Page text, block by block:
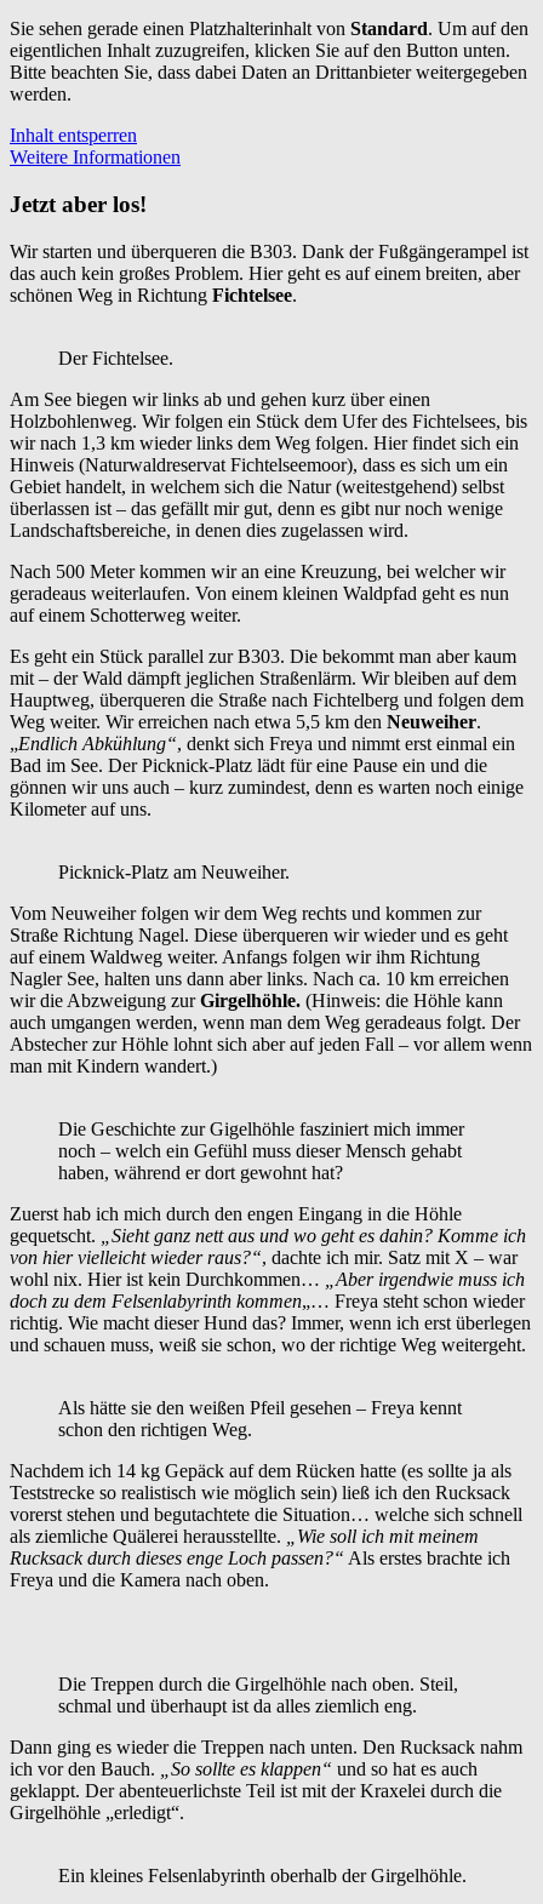
Sie sehen gerade einen Platzhalterinhalt von Standard. Um auf den
eigentlichen Inhalt zuzugreifen, klicken Sie auf den Button unten.
Bitte beachten Sie, dass dabei Daten an Drittanbieter weitergegeben
werden.
Inhalt entsperren
Weitere Informationen
Jetzt aber los!
Wir starten und überqueren die B303. Dank der Fußgängerampel ist
das auch kein großes Problem. Hier geht es auf einem breiten, aber
schönen Weg in Richtung Fichtelsee.
Der Fichtelsee.
Am See biegen wir links ab und gehen kurz über einen
Holzbohlenweg. Wir folgen ein Stück dem Ufer des Fichtelsees, bis
wir nach 1,3 km wieder links dem Weg folgen. Hier findet sich ein
Hinweis (Naturwaldreservat Fichtelseemoor), dass es sich um ein
Gebiet handelt, in welchem sich die Natur (weitestgehend) selbst
überlassen ist – das gefällt mir gut, denn es gibt nur noch wenige
Landschaftsbereiche, in denen dies zugelassen wird.
Nach 500 Meter kommen wir an eine Kreuzung, bei welcher wir
geradeaus weiterlaufen. Von einem kleinen Waldpfad geht es nun
auf einem Schotterweg weiter.
Es geht ein Stück parallel zur B303. Die bekommt man aber kaum
mit – der Wald dämpft jeglichen Straßenlärm. Wir bleiben auf dem
Hauptweg, überqueren die Straße nach Fichtelberg und folgen dem
Weg weiter. Wir erreichen nach etwa 5,5 km den Neuweiher.
„Endlich Abkühlung“, denkt sich Freya und nimmt erst einmal ein
Bad im See. Der Picknick-Platz lädt für eine Pause ein und die
gönnen wir uns auch – kurz zumindest, denn es warten noch einige
Kilometer auf uns.
Picknick-Platz am Neuweiher.
Vom Neuweiher folgen wir dem Weg rechts und kommen zur
Straße Richtung Nagel. Diese überqueren wir wieder und es geht
auf einem Waldweg weiter. Anfangs folgen wir ihm Richtung
Nagler See, halten uns dann aber links. Nach ca. 10 km erreichen
wir die Abzweigung zurGirgelhöhle. (Hinweis: die Höhle kann
auch umgangen werden, wenn man dem Weg geradeaus folgt. Der
Abstecher zur Höhle lohnt sich aber auf jeden Fall – vor allem wenn
man mit Kindern wandert.)
Die Geschichte zur Gigelhöhle fasziniert mich immer
noch – welch ein Gefühl muss dieser Mensch gehabt
haben, während er dort gewohnt hat?
Zuerst hab ich mich durch den engen Eingang in die Höhle
gequetscht.
„Sieht ganz nett aus und wo geht es dahin? Komme ich
von hier vielleicht wieder raus?“, dachte ich mir. Satz mit X – war
wohl nix. Hier ist kein Durchkommen…
„Aber irgendwie muss ich
doch zu dem Felsenlabyrinth kommen„… Freya steht schon wieder
richtig. Wie macht dieser Hund das? Immer, wenn ich erst überlegen
und schauen muss, weiß sie schon, wo der richtige Weg weitergeht.
Als hätte sie den weißen Pfeil gesehen – Freya kennt
schon den richtigen Weg.
Nachdem ich 14 kg Gepäck auf dem Rücken hatte (es sollte ja als
Teststrecke so realistisch wie möglich sein) ließ ich den Rucksack
vorerst stehen und begutachtete die Situation… welche sich schnell
als ziemliche Quälerei herausstellte.
„Wie soll ich mit meinem
Rucksack durch dieses enge Loch passen?“ Als erstes brachte ich
Freya und die Kamera nach oben.
Die Treppen durch die Girgelhöhle nach oben. Steil,
schmal und überhaupt ist da alles ziemlich eng.
Dann ging es wieder die Treppen nach unten. Den Rucksack nahm
ich vor den Bauch.
„So sollte es klappen“ und so hat es auch
geklappt. Der abenteuerlichste Teil ist mit der Kraxelei durch die
Girgelhöhle „erledigt“.
Ein kleines Felsenlabyrinth oberhalb der Girgelhöhle.